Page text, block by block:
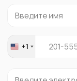
United
+1